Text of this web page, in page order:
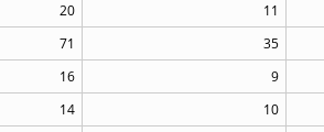
20 11
71 35
16 9
14 10